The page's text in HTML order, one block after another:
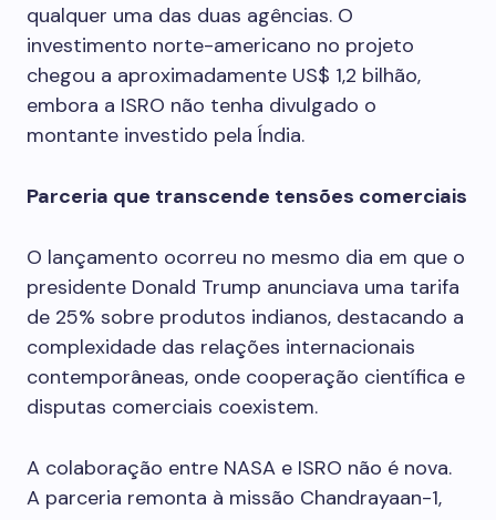
qualquer uma das duas agências. O
investimento norte-americano no projeto
chegou a aproximadamente US$ 1,2 bilhão,
embora a ISRO não tenha divulgado o
montante investido pela Índia.
Parceria que transcende tensões comerciais
O lançamento ocorreu no mesmo dia em que o
presidente Donald Trump anunciava uma tarifa
de 25% sobre produtos indianos, destacando a
complexidade das relações internacionais
contemporâneas, onde cooperação científica e
disputas comerciais coexistem.
A colaboração entre NASA e ISRO não é nova.
A parceria remonta à missão Chandrayaan-1,